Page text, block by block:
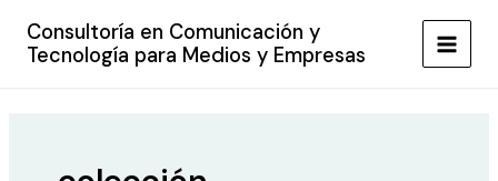
contenido
Consultoría en Comunicación y
Tecnología para Medios y Empresas
MAIN